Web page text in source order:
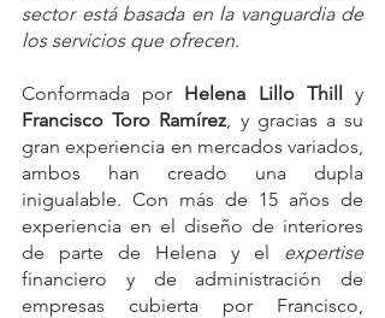
sector está basada en la vanguardia de
los servicios que ofrecen.
Conformada por Helena Lillo Thill
Francisco Toro Ramírez, y gracias a su
gran experiencia en mercados variados,
ambos han creado una dupla
inigualable. Con más de 15 años de
experiencia en el diseño de interiores
de parte de Helena y el expertise
financiero y de administración de
empresas cubierta por Francisco,